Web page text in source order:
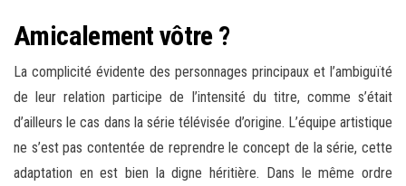
Amicalement vôtre ?
La complicité évidente des personnages principaux et l’ambiguïté
de leur relation participe de l’intensité du titre, comme s’était
d’ailleurs le cas dans la série télévisée d’origine. L’équipe artistique
ne s’est pas contentée de reprendre le concept de la série, cette
adaptation en est bien la digne héritière. Dans le même ordre